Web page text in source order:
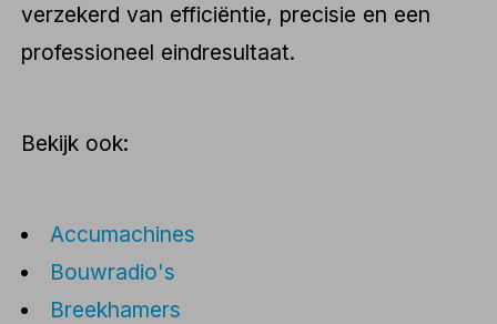
verzekerd van efficiëntie, precisie en een
professioneel eindresultaat.
Bekijk ook:
Accumachines
Bouwradio's
Breekhamers